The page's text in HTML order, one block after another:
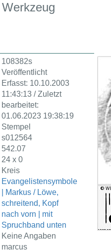
108382s
Veröffentlicht
Erfasst: 10.10.2003
11:43:13 / Zuletzt
bearbeitet:
01.06.2023 19:38:19
Stempel
s012564
542.07
24 x 0
Kreis
Evangelistensymbole
| Markus / Löwe,
schreitend, Kopf
nach vorn | mit
Spruchband unten
Keine Angaben
marcus